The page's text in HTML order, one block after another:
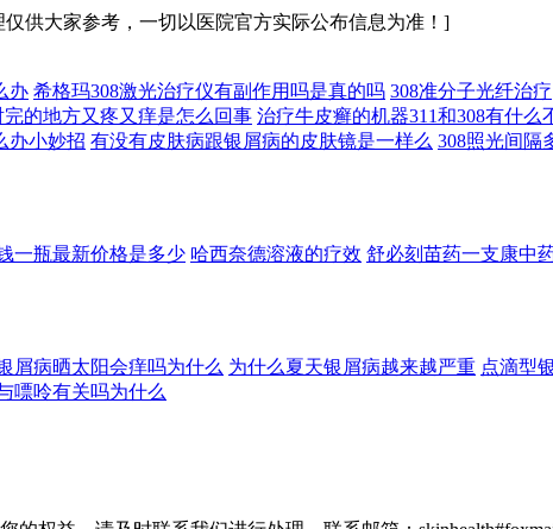
供大家参考，一切以医院官方实际公布信息为准！]
办 希格玛308激光治疗仪有副作用吗是真的吗 308准分子光纤治疗
完的地方又疼又痒是怎么回事 治疗牛皮癣的机器311和308有什么
办小妙招 有没有皮肤病跟银屑病的皮肤镜是一样么 308照光间隔
一瓶最新价格是多少 哈西奈德溶液的疗效 舒必刻苗药一支康中
屑病晒太阳会痒吗为什么 为什么夏天银屑病越来越严重 点滴型
嘌呤有关吗为什么